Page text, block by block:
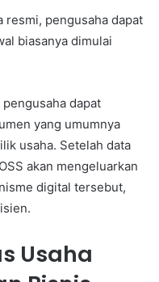
resmi, pengusaha dapat
biasanya dimulai
dapat
yang umumnya
usaha. Setelah data
akan mengeluarkan
digital tersebut,
Usaha